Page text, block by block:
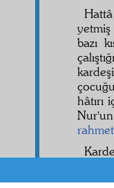
bazı
hâtırı
rahmet